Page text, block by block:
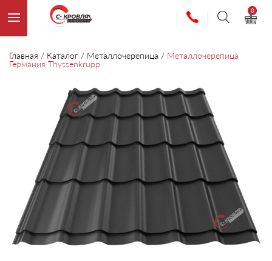
0
Главная / Каталог / Металлочерепица / Металлочерепица
Германия Thyssenkrupp